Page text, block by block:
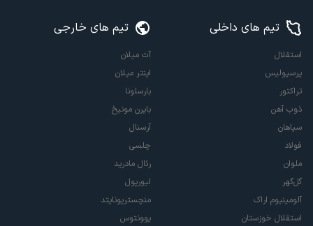
تیم های داخلی
استقلال
پرسپولیس
تراکتور
ذوب آهن
سپاهان
فولاد
ملوان
گل‌گهر
آلومینیوم اراک
استقلال خوزستان
تیم های خارجی
آث میلان
اینتر میلان
بارسلونا
بایرن مونیخ
آرسنال
چلسی
رئال مادرید
لیورپول
منچستریونایتد
یوونتوس